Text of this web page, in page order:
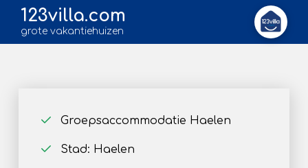
123villa.com
grote vakantiehuizen
Groepsaccommodatie Haelen
Stad: Haelen